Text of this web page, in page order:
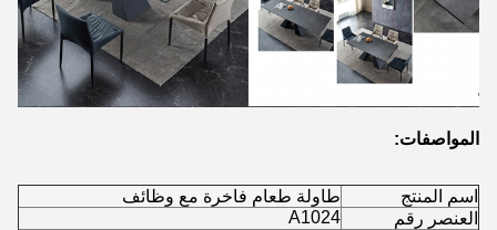
المواصفات:
اسم المنتج
طاولة طعام فاخرة مع وظائف
العنصر رقم
A1024